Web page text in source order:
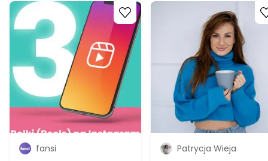
Go to product
fansi
Go to product
Patrycja Wieja